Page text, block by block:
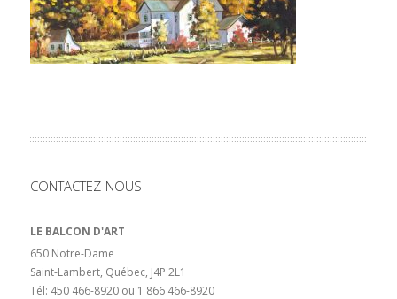
CONTACTEZ-NOUS
LE BALCON D'ART
650 Notre-Dame
Saint-Lambert, Québec, J4P 2L1
Tél: 450 466-8920 ou 1 866 466-8920